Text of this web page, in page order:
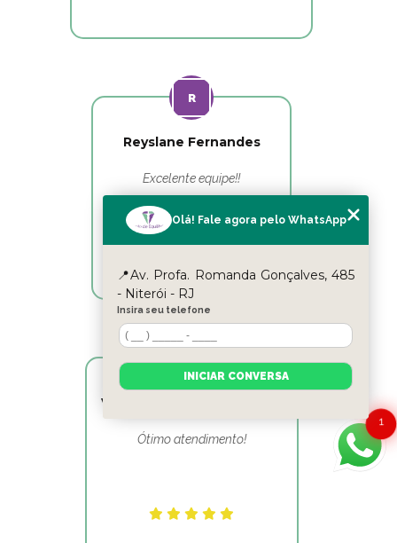
Reyslane Fernandes
Excelente equipe!!
Victor Hugo Marins Mansur
Ótimo atendimento!
1
Olá! Fale agora pelo WhatsApp
📍Av. Profa. Romanda Gonçalves, 485
- Niterói - RJ
Insira seu telefone
INICIAR CONVERSA